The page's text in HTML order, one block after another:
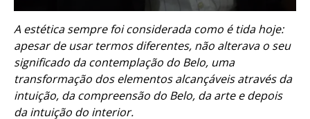
A estética sempre foi considerada como é tida hoje:
apesar de usar termos diferentes, não alterava o seu
significado da contemplação do Belo, uma
transformação dos elementos alcançáveis através da
intuição, da compreensão do Belo, da arte e depois
da intuição do interior.